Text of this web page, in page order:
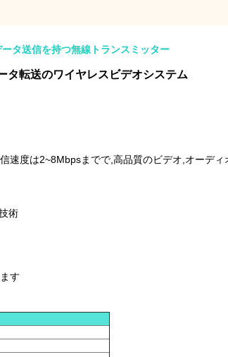
タ送信を持つ無線トランスミッター
タ転送のワイヤレスビデオシステム
度は2~8Mbpsまでで,高品質のビデオ,オーディ
術
す